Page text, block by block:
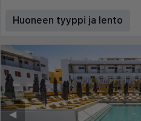
Huoneen tyyppi ja lento
◀︎